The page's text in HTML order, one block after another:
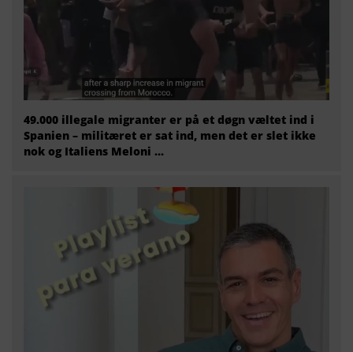
49.000 illegale migranter er på et døgn væltet ind i
Spanien – militæret er sat ind, men det er slet ikke
nok og Italiens Meloni ...